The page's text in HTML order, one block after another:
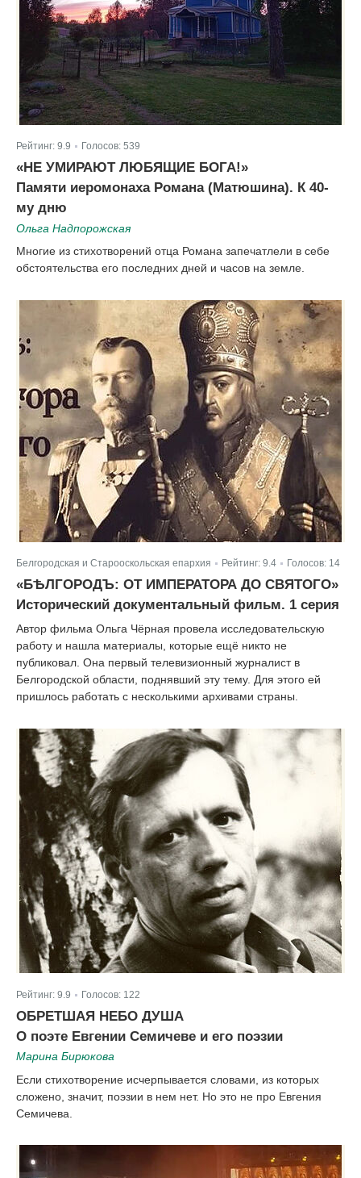
Рейтинг: 9.9 Голосов: 539
«НЕ УМИРАЮТ ЛЮБЯЩИЕ БОГА!»
Памяти иеромонаха Романа (Матюшина). К 40-
му дню
Ольга Надпорожская
Многие из стихотворений отца Романа запечатлели в себе
обстоятельства его последних дней и часов на земле.
Белгородская и Старооскольская епархия Рейтинг: 9.4 Голосов: 14
«БѢЛГОРОДЪ: ОТ ИМПЕРАТОРА ДО СВЯТОГО»
Исторический документальный фильм. 1 серия
Автор фильма Ольга Чёрная провела исследовательскую
работу и нашла материалы, которые ещё никто не
публиковал. Она первый телевизионный журналист в
Белгородской области, поднявший эту тему. Для этого ей
пришлось работать с несколькими архивами страны.
Рейтинг: 9.9 Голосов: 122
ОБРЕТШАЯ НЕБО ДУША
О поэте Евгении Семичеве и его поэзии
Марина Бирюкова
Если стихотворение исчерпывается словами, из которых
сложено, значит, поэзии в нем нет. Но это не про Евгения
Семичева.